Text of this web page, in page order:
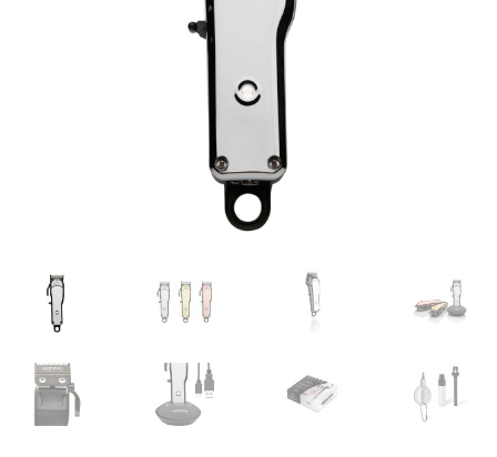
НАШИ БРЕНДОВИ ЗА КОЗМЕТИКА И ФРИЗЕРАЈ
ПОЛИТИКА И УСЛОВИ ЗА КОРИСТЕЊЕ
ЗА НАС
КОРИСНИ СОВЕТИ